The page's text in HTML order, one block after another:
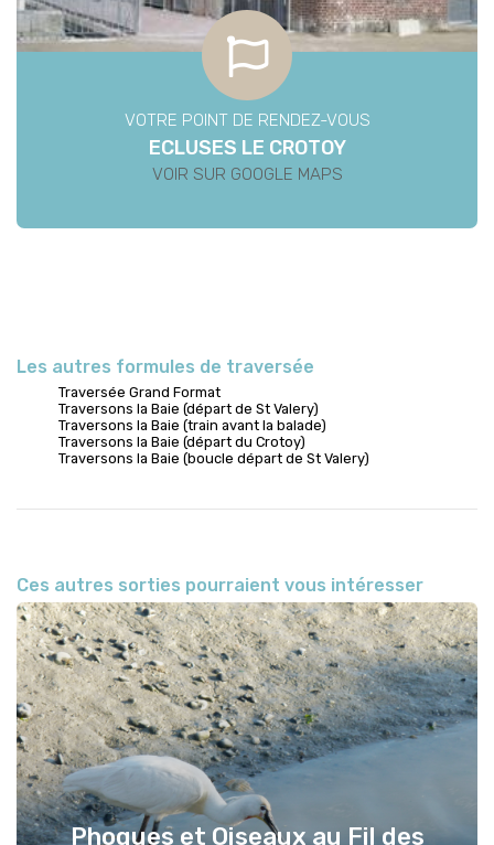
VOTRE POINT DE RENDEZ-VOUS
ECLUSES LE CROTOY
VOIR SUR GOOGLE MAPS
Les autres formules de traversée
Traversée Grand Format
Traversons la Baie (départ de St Valery)
Traversons la Baie (train avant la balade)
Traversons la Baie (départ du Crotoy)
Traversons la Baie (boucle départ de St Valery)
Ces autres sorties pourraient vous intéresser
Phoques et Oiseaux au Fil des